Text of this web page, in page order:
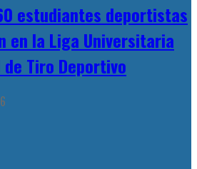
estudiantes deportistas
en la Liga Universitaria
Tiro Deportivo